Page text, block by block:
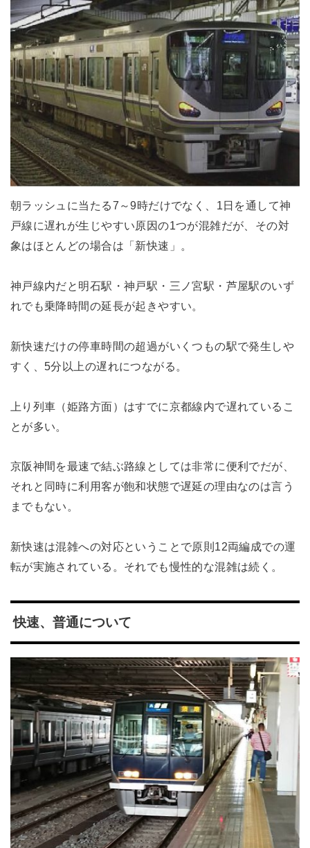
朝ラッシュに当たる7～9時だけでなく、1日を通して神
戸線に遅れが生じやすい原因の1つが混雑だが、その対
象はほとんどの場合は「新快速」。
神戸線内だと明石駅・神戸駅・三ノ宮駅・芦屋駅のいず
れでも乗降時間の延長が起きやすい。
新快速だけの停車時間の超過がいくつもの駅で発生しや
すく、5分以上の遅れにつながる。
上り列車（姫路方面）はすでに京都線内で遅れているこ
とが多い。
京阪神間を最速で結ぶ路線としては非常に便利でだが、
それと同時に利用客が飽和状態で遅延の理由なのは言う
までもない。
新快速は混雑への対応ということで原則12両編成での運
転が実施されている。それでも慢性的な混雑は続く。
快速、普通について